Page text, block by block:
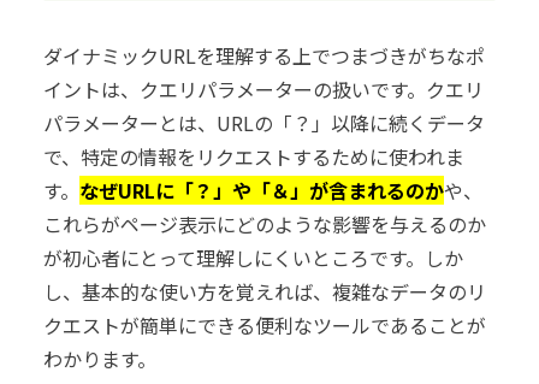
ダイナミックURLを理解する上でつまづきがちなポ
イントは、クエリパラメーターの扱いです。クエリ
パラメーターとは、URLの「？」以降に続くデータ
で、特定の情報をリクエストするために使われま
す。 なぜURLに「？」や「＆」が含まれるのかや、
これらがページ表示にどのような影響を与えるのか
が初心者にとって理解しにくいところです。しか
し、基本的な使い方を覚えれば、複雑なデータのリ
クエストが簡単にできる便利なツールであることが
わかります。